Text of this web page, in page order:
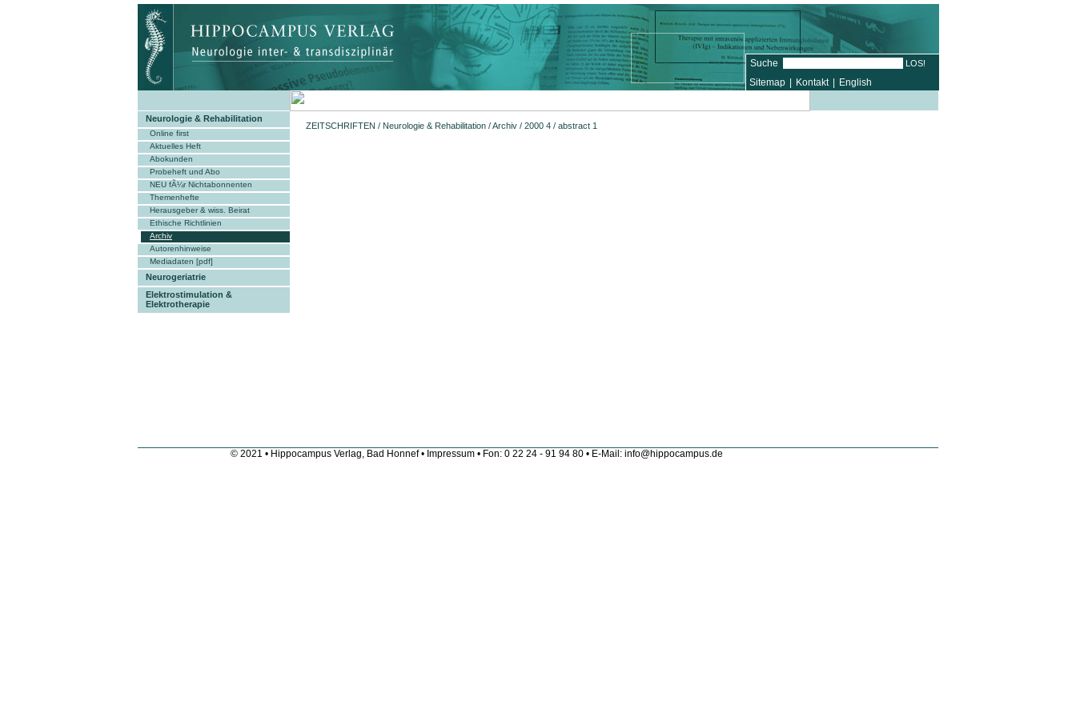
Suche
Sitemap
Kontakt English
Neurologie & Rehabilitation
Online first
Aktuelles Heft
Abokunden
Probeheft und Abo
NEU fÃ¼r Nichtabonnenten
Themenhefte
Herausgeber & wiss. Beirat
Ethische Richtlinien
Archiv
Autorenhinweise
Mediadaten [pdf]
Neurogeriatrie
Elektrostimulation &
Elektrotherapie
ZEITSCHRIFTEN / Neurologie & Rehabilitation /Archiv / 2000 4 / abstract 1
© 2021 • Hippocampus Verlag, Bad Honnef • Impressum • Fon: 0 22 24 - 91 94 80 • E-Mail: info@hippocampus.de